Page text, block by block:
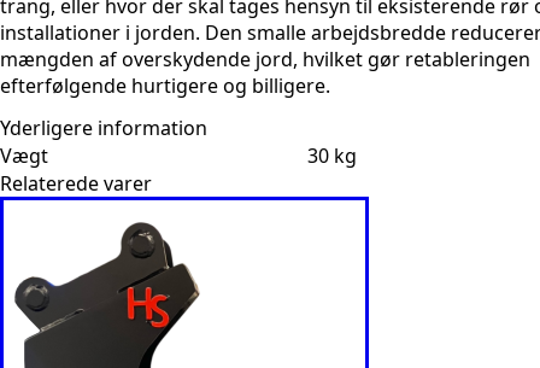
trang, eller hvor der skal tages hensyn til eksisterende rør
installationer i jorden. Den smalle arbejdsbredde
mængden af overskydende jord, hvilket gør retableringen
efterfølgende hurtigere og billigere.
Yderligere information
Vægt
30 kg
Relaterede varer